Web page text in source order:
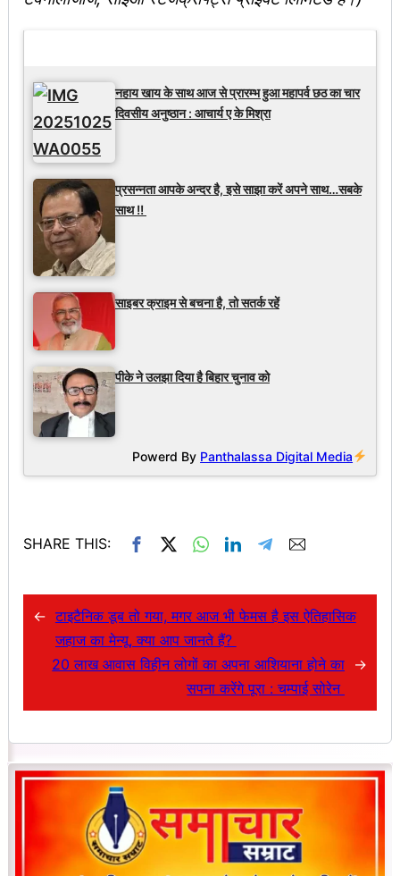
नहाय खाय के साथ आज से प्रारम्भ हुआ महापर्व छठ का चार
दिवसीय अनुष्ठान : आचार्य ए के मिश्रा
प्रसन्नता आपके अन्दर है, इसे साझा करें अपने साथ…सबके
साथ !!
साइबर क्राइम से बचना है, तो सतर्क रहें
पीके ने उलझा दिया है बिहार चुनाव को
Powerd By Panthalassa Digital Media
SHARE THIS:
← टाइटैनिक डूब तो गया, मगर आज भी फेमस है इस ऐतिहासिक
जहाज का मेन्यू, क्या आप जानते हैं?
20 लाख आवास विहीन लोगों का अपना आशियाना होने का
सपना करेंगे पूरा : चम्पाई सोरेन
→